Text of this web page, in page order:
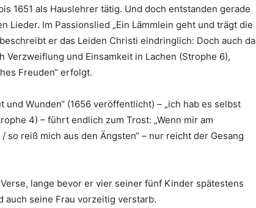
1651 als Hauslehrer tätig. Und doch entstanden gerade
Lieder. Im Passionslied „Ein Lämmlein geht und trägt die
er das Leiden Christi eindringlich: Doch auch da
Verzweiflung und Einsamkeit in Lachen (Strophe 6),
Freuden“ erfolgt.
und Wunden“ (1656 veröffentlicht) – „ich hab es selbst
4) – führt endlich zum Trost: „Wenn mir am
reiß mich aus den Ängsten“ – nur reicht der Gesang
lange bevor er vier seiner fünf Kinder spätestens
auch seine Frau vorzeitig verstarb.